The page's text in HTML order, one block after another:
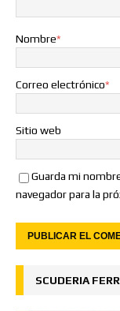
Nombre*
Correo electrónico*
Sitio web
Guarda mi
navegador para la
SCUDERIA